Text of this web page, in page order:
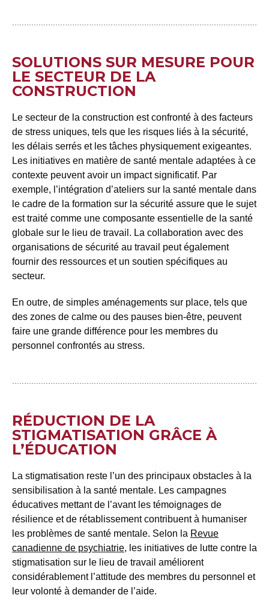
SOLUTIONS SUR MESURE POUR
LE SECTEUR DE LA
CONSTRUCTION
Le secteur de la construction est confronté à des facteurs
de stress uniques, tels que les risques liés à la sécurité,
les délais serrés et les tâches physiquement exigeantes.
Les initiatives en matière de santé mentale adaptées à ce
contexte peuvent avoir un impact significatif. Par
exemple, l’intégration d’ateliers sur la santé mentale dans
le cadre de la formation sur la sécurité assure que le sujet
est traité comme une composante essentielle de la santé
globale sur le lieu de travail. La collaboration avec des
organisations de sécurité au travail peut également
fournir des ressources et un soutien spécifiques au
secteur.
En outre, de simples aménagements sur place, tels que
des zones de calme ou des pauses bien-être, peuvent
faire une grande différence pour les membres du
personnel confrontés au stress.
RÉDUCTION DE LA
STIGMATISATION GRÂCE À
L’ÉDUCATION
La stigmatisation reste l’un des principaux obstacles à la
sensibilisation à la santé mentale. Les campagnes
éducatives mettant de l’avant les témoignages de
résilience et de rétablissement contribuent à humaniser
les problèmes de santé mentale. Selon la Revue
canadienne de psychiatrie, les initiatives de lutte contre la
stigmatisation sur le lieu de travail améliorent
considérablement l’attitude des membres du personnel et
leur volonté à demander de l’aide.